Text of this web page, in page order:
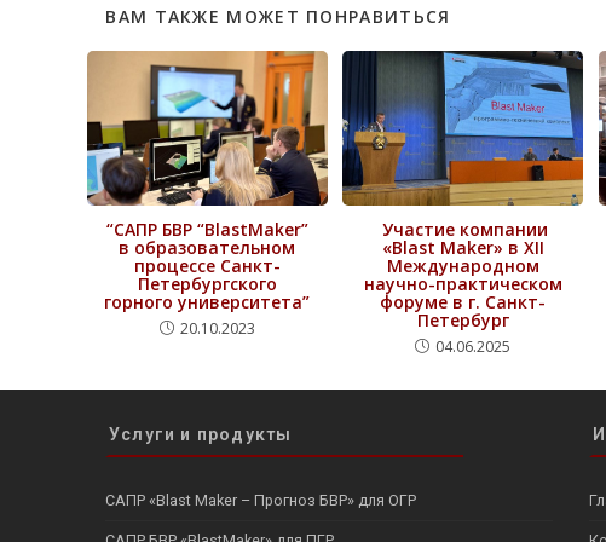
ВАМ ТАКЖЕ МОЖЕТ ПОНРАВИТЬСЯ
“САПР БВР “BlastMaker”
в образовательном
процессе Санкт-
Петербургского
горного университета”
20.10.2023
Участие компании
«Blast Maker» в XII
Международном
научно-практическом
форуме в г. Санкт-
Петербург
04.06.2025
Услуги и продукты
САПР «Blast Maker – Прогноз БВР» для ОГР